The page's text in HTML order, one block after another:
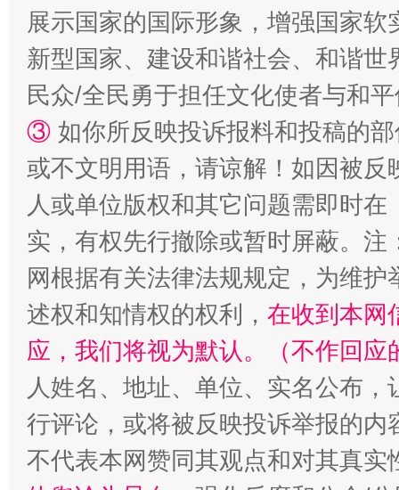
展示国家的国际形象，增强国家
新型国家、建设和谐社会、和谐
民众/全民勇于担任文化使者与和
③ 如你所反映投诉报料和投稿的
或不文明用语，请谅解！如因被
人或单位版权和其它问题需即时在
实，有权先行撤除或暂时屏蔽。
网根据有关法律法规规定，为维
述权和知情权的权利， 在收到本网
应，我们将视为默认。（不作回应
人姓名、地址、单位、实名公布
行评论，或将被反映投诉举报的
不代表本网赞同其观点和对其真实